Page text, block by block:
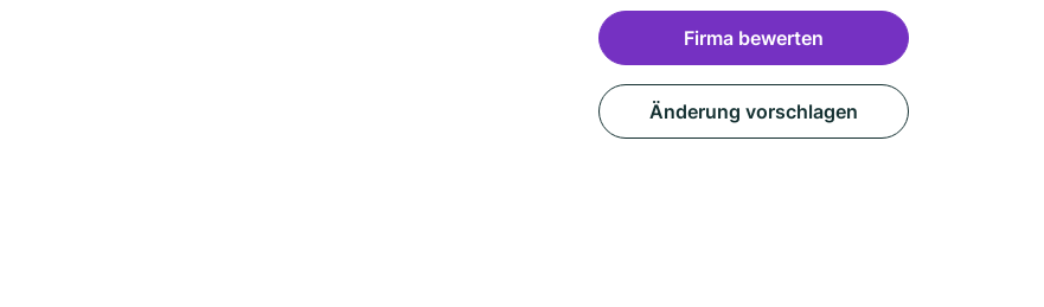
Firma bewerten
Änderung vorschlagen